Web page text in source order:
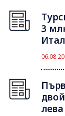
3